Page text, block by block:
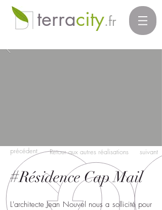
terracity.fr
précédent Retour aux autres réalisations suivant
#Résidence Cap Mail
L'architecte Jean Nouvel nous a sollicité pour